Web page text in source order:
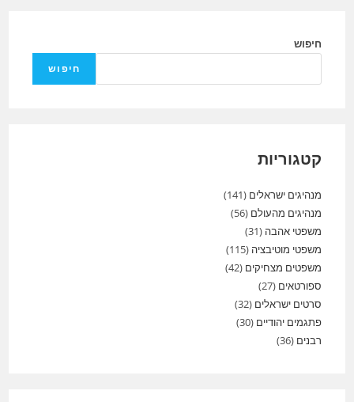
חיפוש
חיפוש
קטגוריות
מנהיגים ישראלים (141)
מנהיגים מהעולם (56)
משפטי אהבה (31)
משפטי מוטיבציה (115)
משפטים מצחיקים (42)
ספורטאים (27)
סרטים ישראלים (32)
פתגמים יהודיים (30)
רבנים (36)